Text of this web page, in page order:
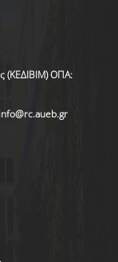
(ΚΕΔΙΒΙΜ) ΟΠΑ: